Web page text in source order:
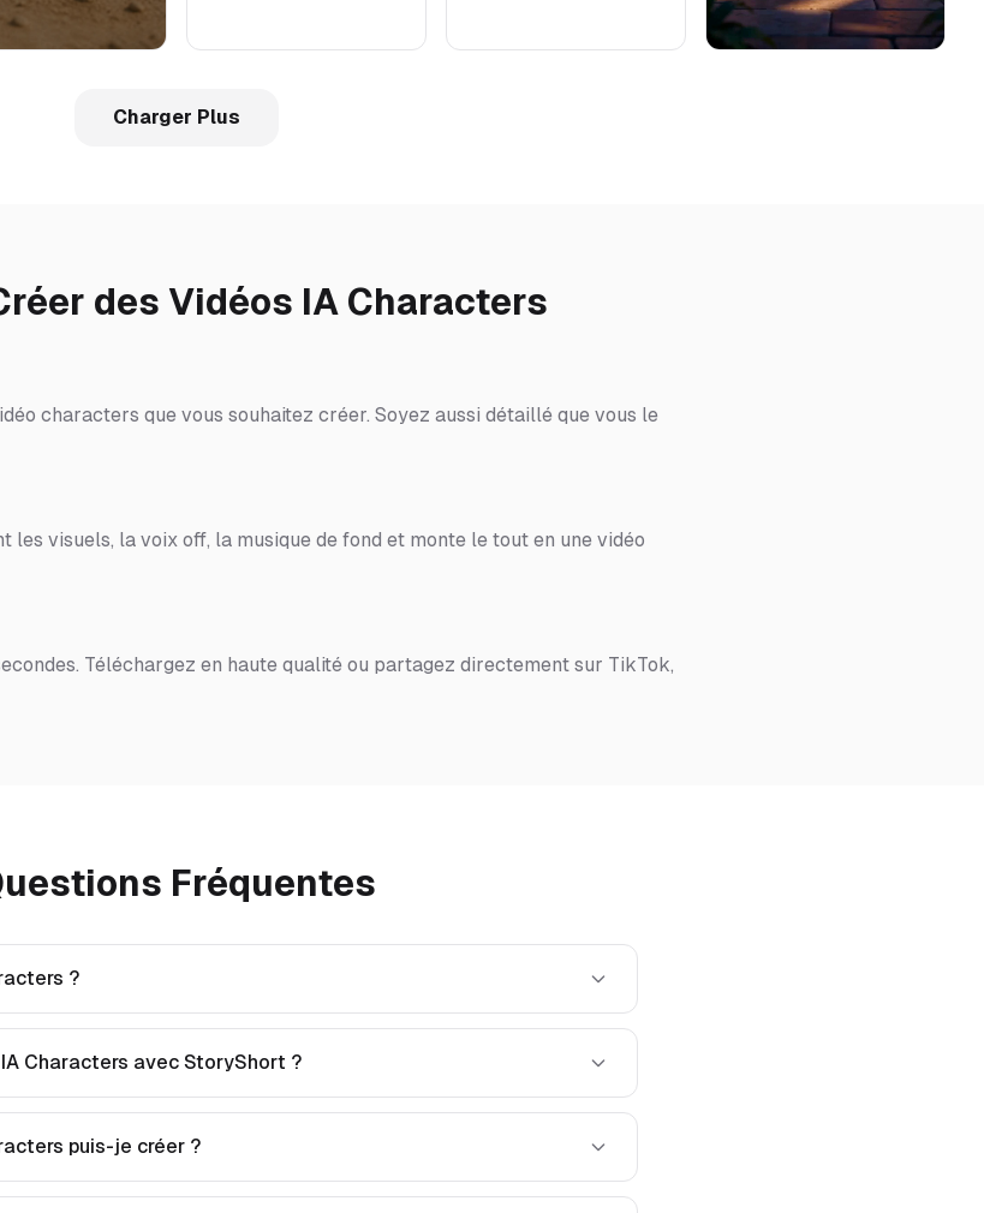
Charger Plus
des Vidéos IA Characters
characters que vous souhaitez créer. Soyez aussi détaillé que vous le
les visuels, la voix off, la musique de fond et monte le tout en une vidéo
Téléchargez en haute qualité ou partagez directement sur TikTok,
Fréquentes
?
Characters avec StoryShort ?
puis-je créer ?